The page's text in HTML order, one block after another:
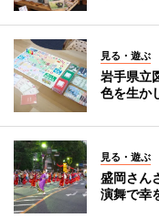
見る・遊ぶ
岩手県立
色を生か
見る・遊ぶ
盛岡さん
演舞で幸